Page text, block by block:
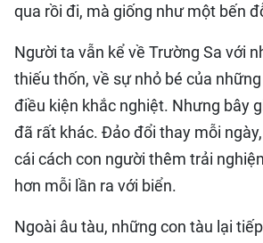
qua rồi đi, mà giống như một bến
Người ta vẫn kể về Trường Sa với
thiếu thốn, về sự nhỏ bé của
điều kiện khắc nghiệt. Nhưng bây
đã rất khác. Đảo đổi thay mỗi
cái cách con người thêm trải
hơn mỗi lần ra với biển.
Ngoài âu tàu, những con tàu lại